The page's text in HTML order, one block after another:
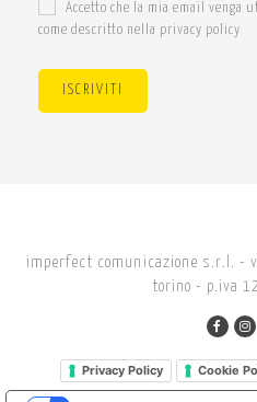
Accetto che la mia email
come descritto nella privacy policy
ISCRIVITI
imperfect comunicazione s.r.l. -
torino - p.iva
Privacy Policy Cookie